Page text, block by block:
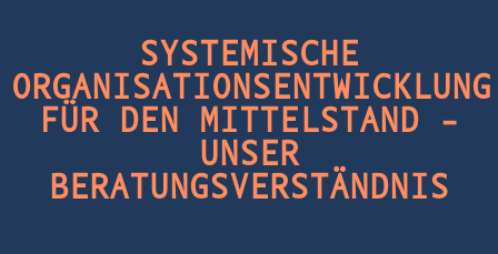
SYSTEMISCHE
ORGANISATIONSENTWICKLUNG
FÜR DEN MITTELSTAND -
UNSER
BERATUNGSVERSTÄNDNIS